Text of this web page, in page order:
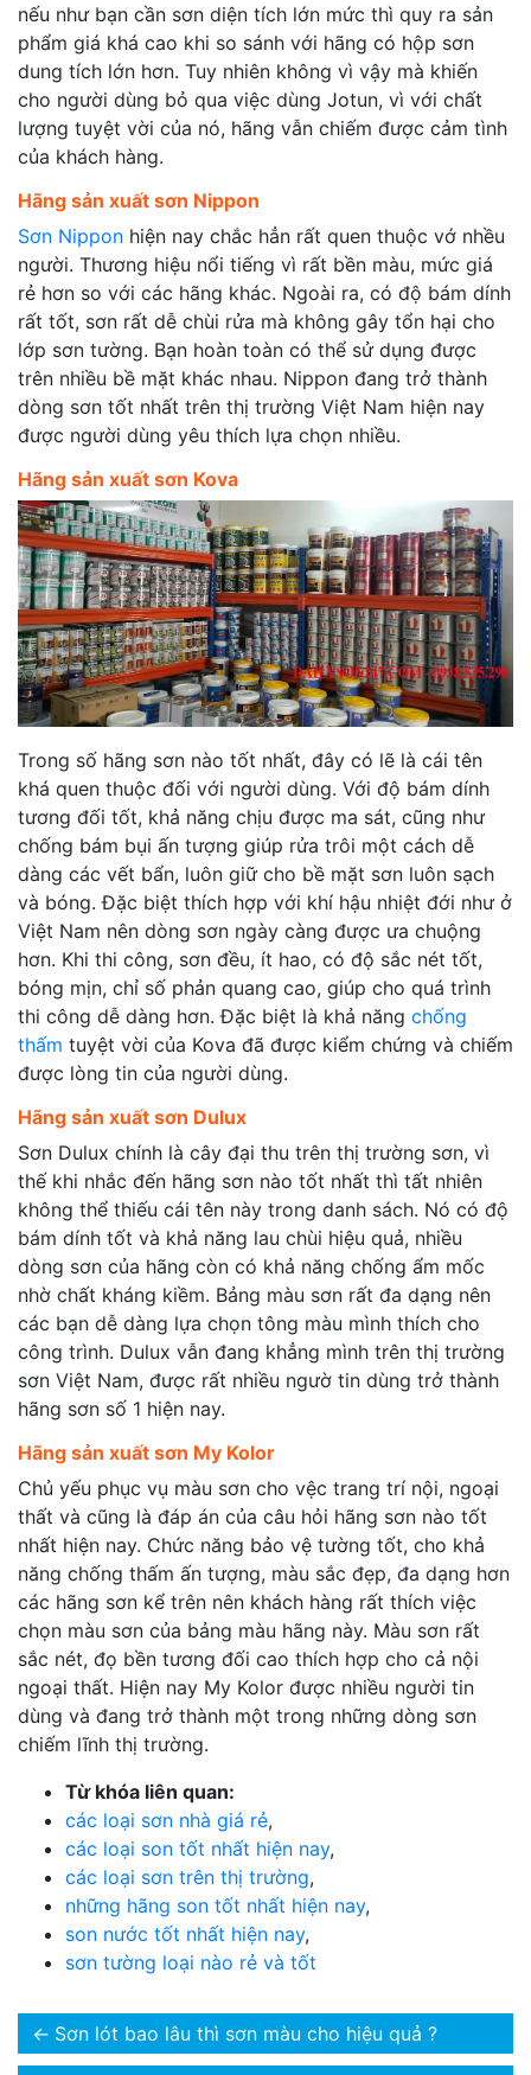
nếu như bạn cần sơn diện tích lớn mức thì quy ra sản
phẩm giá khá cao khi so sánh với hãng có hộp sơn
dung tích lớn hơn. Tuy nhiên không vì vậy mà khiến
cho người dùng bỏ qua việc dùng Jotun, vì với chất
lượng tuyệt vời của nó, hãng vẫn chiếm được cảm tình
của khách hàng.
Hãng sản xuất sơn Nippon
Sơn Nippon hiện nay chắc hẳn rất quen thuộc vớ nhều
người. Thương hiệu nổi tiếng vì rất bền màu, mức giá
rẻ hơn so với các hãng khác. Ngoài ra, có độ bám dính
rất tốt, sơn rất dễ chùi rửa mà không gây tổn hại cho
lớp sơn tường. Bạn hoàn toàn có thể sử dụng được
trên nhiều bề mặt khác nhau. Nippon đang trở thành
dòng sơn tốt nhất trên thị trường Việt Nam hiện nay
được người dùng yêu thích lựa chọn nhiều.
Hãng sản xuất sơn Kova
Trong số hãng sơn nào tốt nhất, đây có lẽ là cái tên
khá quen thuộc đối với người dùng. Với độ bám dính
tương đối tốt, khả năng chịu được ma sát, cũng như
chống bám bụi ấn tượng giúp rửa trôi một cách dễ
dàng các vết bẩn, luôn giữ cho bề mặt sơn luôn sạch
và bóng. Đặc biệt thích hợp với khí hậu nhiệt đới như ở
Việt Nam nên dòng sơn ngày càng được ưa chuộng
hơn. Khi thi công, sơn đều, ít hao, có độ sắc nét tốt,
bóng mịn, chỉ số phản quang cao, giúp cho quá trình
thi công dễ dàng hơn. Đặc biệt là khả năng chống
thấm tuyệt vời của Kova đã được kiểm chứng và chiếm
được lòng tin của người dùng.
Hãng sản xuất sơn Dulux
Sơn Dulux chính là cây đại thu trên thị trường sơn, vì
thế khi nhắc đến hãng sơn nào tốt nhất thì tất nhiên
không thể thiếu cái tên này trong danh sách. Nó có độ
bám dính tốt và khả năng lau chùi hiệu quả, nhiều
dòng sơn của hãng còn có khả năng chống ẩm mốc
nhờ chất kháng kiềm. Bảng màu sơn rất đa dạng nên
các bạn dễ dàng lựa chọn tông màu mình thích cho
công trình. Dulux vẫn đang khẳng mình trên thị trường
sơn Việt Nam, được rất nhiều ngườ tin dùng trở thành
hãng sơn số 1 hiện nay.
Hãng sản xuất sơn My Kolor
Chủ yếu phục vụ màu sơn cho vệc trang trí nội, ngoại
thất và cũng là đáp án của câu hỏi hãng sơn nào tốt
nhất hiện nay. Chức năng bảo vệ tường tốt, cho khả
năng chống thấm ấn tượng, màu sắc đẹp, đa dạng hơn
các hãng sơn kể trên nên khách hàng rất thích việc
chọn màu sơn của bảng màu hãng này. Màu sơn rất
sắc nét, đọ bền tương đối cao thích hợp cho cả nội
ngoại thất. Hiện nay My Kolor được nhiều người tin
dùng và đang trở thành một trong những dòng sơn
chiếm lĩnh thị trường.
Từ khóa liên quan:
các loại sơn nhà giá rẻ,
các loại son tốt nhất hiện nay,
các loại sơn trên thị trường,
những hãng son tốt nhất hiện nay,
son nước tốt nhất hiện nay,
sơn tường loại nào rẻ và tốt
← Sơn lót bao lâu thì sơn màu cho hiệu quả ?